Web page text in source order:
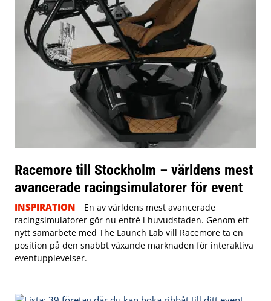
Racemore till Stockholm – världens mest
avancerade racingsimulatorer för event
INSPIRATION
En av världens mest avancerade
racingsimulatorer gör nu entré i huvudstaden. Genom ett
nytt samarbete med The Launch Lab vill Racemore ta en
position på den snabbt växande marknaden för interaktiva
eventupplevelser.